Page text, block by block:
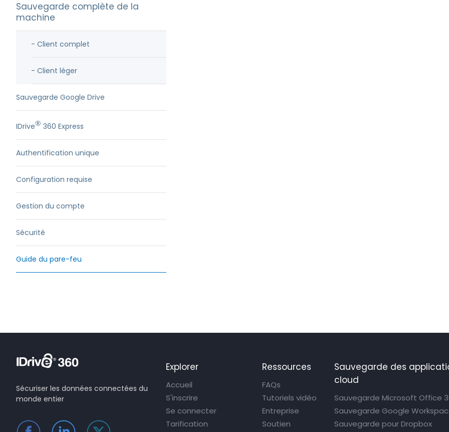
Sauvegarde complète de la
machine
- Client complet
- Client léger
Sauvegarde Google Drive
IDrive® 360 Express
Authentification unique
Configuration requise
Gestion du compte
Sécurité
Guide du pare-feu
Sécuriser les données connectées du
monde entier
Explorer
Accueil
S'inscrire
Se connecter
Tarification
Ressources
FAQs
Tutoriels vidéo
Entreprise
Soutien
Sauvegarde des
cloud
Sauvegarde Microsoft Office
Sauvegarde Google
Sauvegarde pour Dropbox